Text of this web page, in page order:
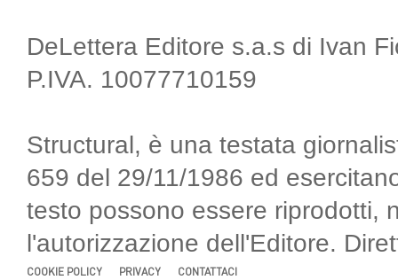
DeLettera Editore s.a.s di Ivan
P.IVA. 10077710159
Structural, è una testata
659 del 29/11/1986 ed
testo possono essere riprodotti,
l'autorizzazione dell'Editore.
COOKIE POLICY PRIVACY CONTATTACI